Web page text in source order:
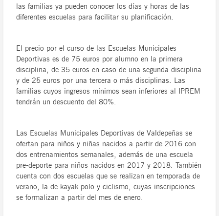
las familias ya pueden conocer los días y horas de las
diferentes escuelas para facilitar su planificación.
El precio por el curso de las Escuelas Municipales
Deportivas es de 75 euros por alumno en la primera
disciplina, de 35 euros en caso de una segunda disciplina
y de 25 euros por una tercera o más disciplinas. Las
familias cuyos ingresos mínimos sean inferiores al IPREM
tendrán un descuento del 80%.
Las Escuelas Municipales Deportivas de Valdepeñas se
ofertan para niños y niñas nacidos a partir de 2016 con
dos entrenamientos semanales, además de una escuela
pre-deporte para niños nacidos en 2017 y 2018. También
cuenta con dos escuelas que se realizan en temporada de
verano, la de kayak polo y ciclismo, cuyas inscripciones
se formalizan a partir del mes de enero.